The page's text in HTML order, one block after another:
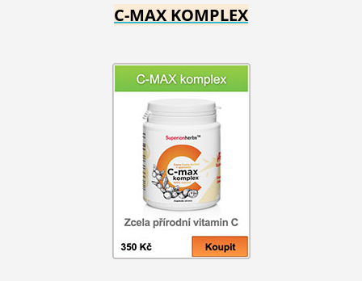
C-MAX KOMPLEX